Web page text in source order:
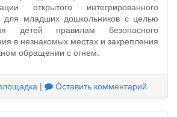
открытого интегрированного
для младших дошкольников с целью
детей правилам безопасного
в незнакомых местах и закрепления
обращении с огнем.
| Оставить комментарий